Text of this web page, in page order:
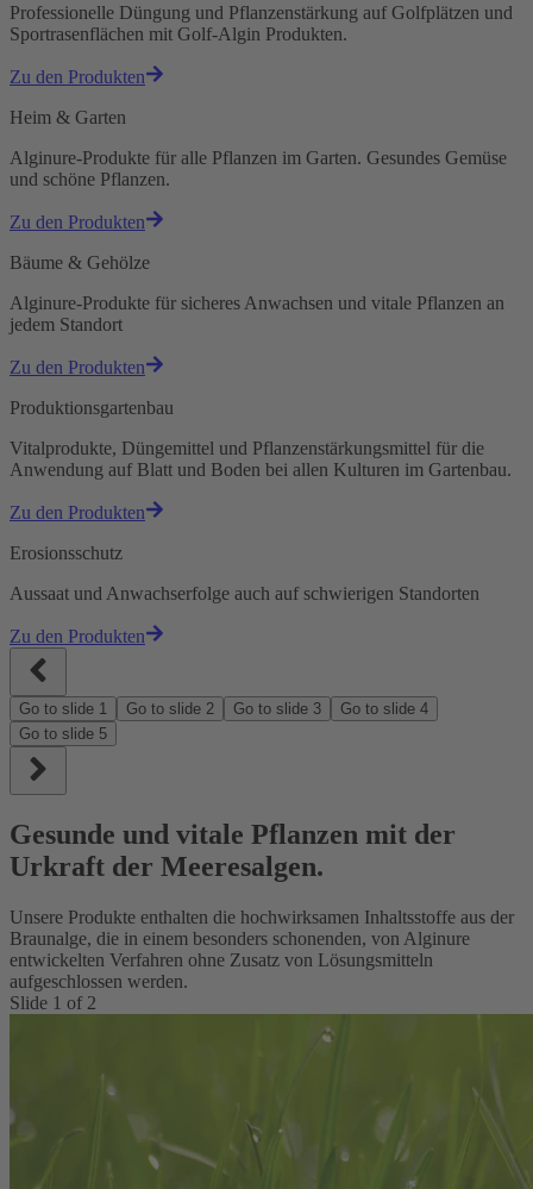
Professionelle Düngung und Pflanzenstärkung auf Golfplätzen und
Sportrasenflächen mit Golf-Algin Produkten.
Zu den Produkten
Heim & Garten
Alginure-Produkte für alle Pflanzen im Garten. Gesundes Gemüse
und schöne Pflanzen.
Zu den Produkten
Bäume & Gehölze
Alginure-Produkte für sicheres Anwachsen und vitale Pflanzen an
jedem Standort
Zu den Produkten
Produktionsgartenbau
Vitalprodukte, Düngemittel und Pflanzenstärkungsmittel für die
Anwendung auf Blatt und Boden bei allen Kulturen im Gartenbau.
Zu den Produkten
Erosionsschutz
Aussaat und Anwachserfolge auch auf schwierigen Standorten
Zu den Produkten
Go to slide 1 Go to slide 2 Go to slide 3 Go to slide 4
Go to slide 5
Gesunde und vitale Pflanzen mit der
Urkraft der Meeresalgen.
Unsere Produkte enthalten die hochwirksamen Inhaltsstoffe aus der
Braunalge, die in einem besonders schonenden, von Alginure
entwickelten Verfahren ohne Zusatz von Lösungsmitteln
aufgeschlossen werden.
Slide 1 of 2